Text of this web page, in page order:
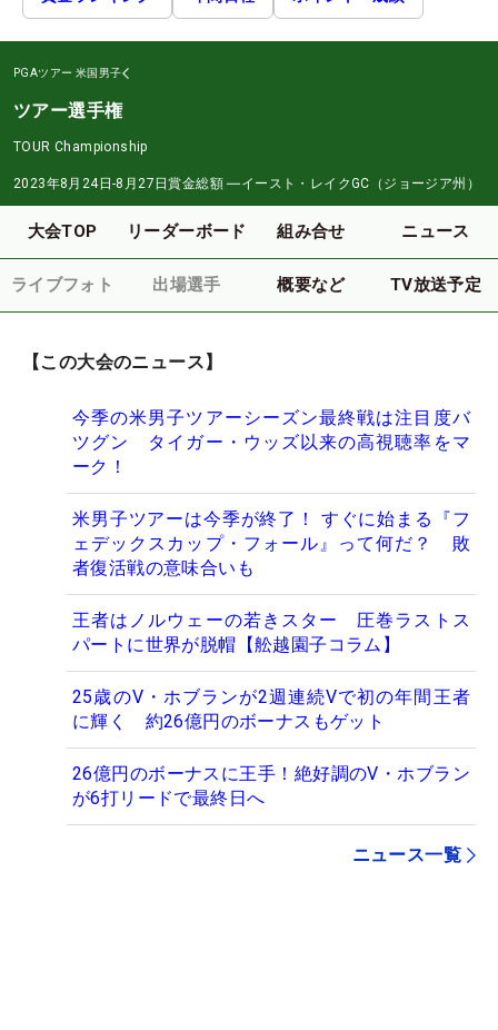
PGAツアー 米国男子
ツアー選手権
TOUR Championship
2023年8月24日-8月27日賞金総額 ―イースト・レイクGC（ジョージア州）
大会TOP リーダーボード 組み合せ ニュース
ライブフォト 出場選手 概要など TV放送予定
【この大会のニュース】
今季の米男子ツアーシーズン最終戦は注目度バ
ツグン タイガー・ウッズ以来の高視聴率をマ
ーク！
米男子ツアーは今季が終了！ すぐに始まる『フ
ェデックスカップ・フォール』って何だ？ 敗
者復活戦の意味合いも
王者はノルウェーの若きスター 圧巻ラストス
パートに世界が脱帽【舩越園子コラム】
25歳のV・ホブランが2週連続Vで初の年間王者
に輝く 約26億円のボーナスもゲット
26億円のボーナスに王手！絶好調のV・ホブラン
が6打リードで最終日へ
ニュース一覧